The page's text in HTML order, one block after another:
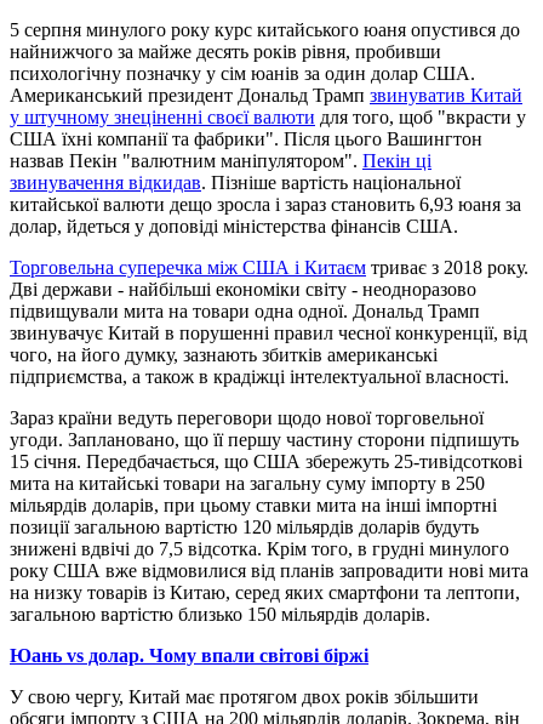
5 серпня минулого року курс китайського юаня опустився до
найнижчого за майже десять років рівня, пробивши
психологічну позначку у сім юанів за один долар США.
Американський президент Дональд Трамп звинуватив Китай
у штучному знеціненні своєї валюти для того, щоб "вкрасти у
США їхні компанії та фабрики". Після цього Вашингтон
назвав Пекін "валютним маніпулятором". Пекін ці
звинувачення відкидав. Пізніше вартість національної
китайської валюти дещо зросла і зараз становить 6,93 юаня за
долар, йдеться у доповіді міністерства фінансів США.
Торговельна суперечка між США і Китаєм триває з 2018 року.
Дві держави - найбільші економіки світу - неодноразово
підвищували мита на товари одна одної. Дональд Трамп
звинувачує Китай в порушенні правил чесної конкуренції, від
чого, на його думку, зазнають збитків американські
підприємства, а також в крадіжці інтелектуальної власності.
Зараз країни ведуть переговори щодо нової торговельної
угоди. Заплановано, що її першу частину сторони підпишуть
15 січня. Передбачається, що США збережуть 25-тивідсоткові
мита на китайські товари на загальну суму імпорту в 250
мільярдів доларів, при цьому ставки мита на інші імпортні
позиції загальною вартістю 120 мільярдів доларів будуть
знижені вдвічі до 7,5 відсотка. Крім того, в грудні минулого
року США вже відмовилися від планів запровадити нові мита
на низку товарів із Китаю, серед яких смартфони та лептопи,
загальною вартістю близько 150 мільярдів доларів.
Юань vs долар. Чому впали світові біржі
У свою чергу, Китай має протягом двох років збільшити
обсяги імпорту з США на 200 мільярдів доларів. Зокрема, він